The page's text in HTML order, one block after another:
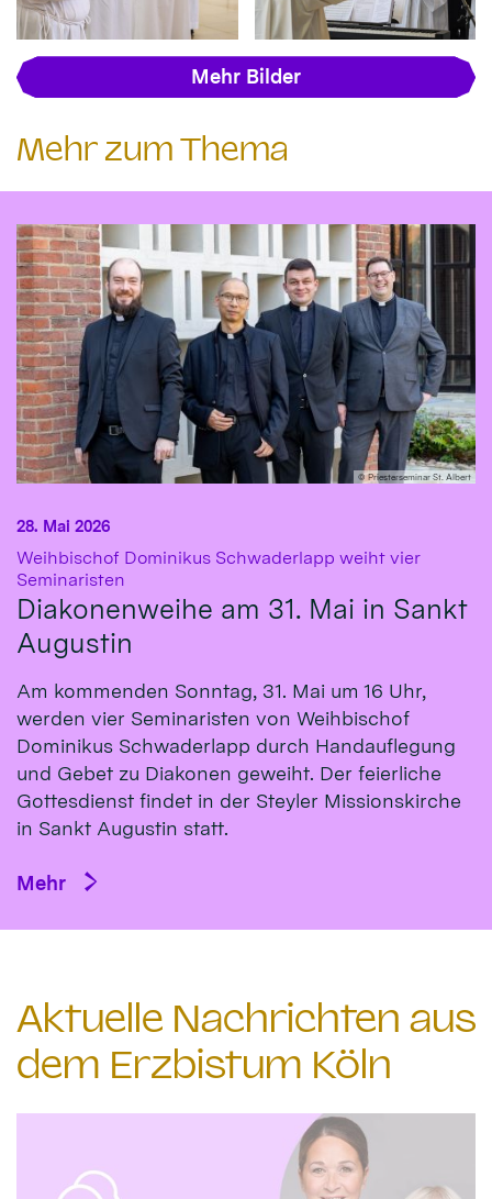
Mehr Bilder
Mehr zum Thema
© Priesterseminar St. Albert
Weihbischof Dominikus Schwaderlapp weiht vier
Seminaristen
Diakonenweihe am 31. Mai in Sankt
Augustin
28. Mai 2026
Am kommenden Sonntag, 31. Mai um 16 Uhr,
werden vier Seminaristen von Weihbischof
Dominikus Schwaderlapp durch Handauflegung
und Gebet zu Diakonen geweiht. Der feierliche
Gottesdienst findet in der Steyler Missionskirche
in Sankt Augustin statt.
Mehr
Aktuelle Nachrichten aus
dem Erzbistum Köln